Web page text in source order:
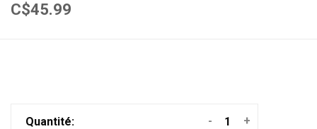
C$45.99
Quantité: +
-